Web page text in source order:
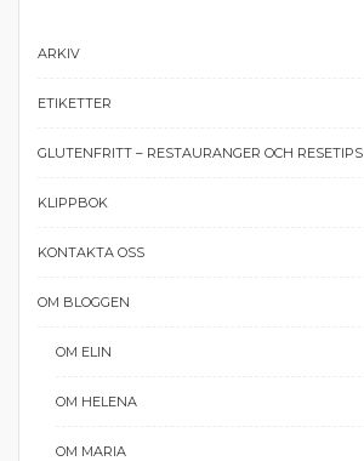
ARKIV
ETIKETTER
GLUTENFRITT – RESTAURANGER OCH RESETIPS
KLIPPBOK
KONTAKTA OSS
OM BLOGGEN
OM ELIN
OM HELENA
OM MARIA